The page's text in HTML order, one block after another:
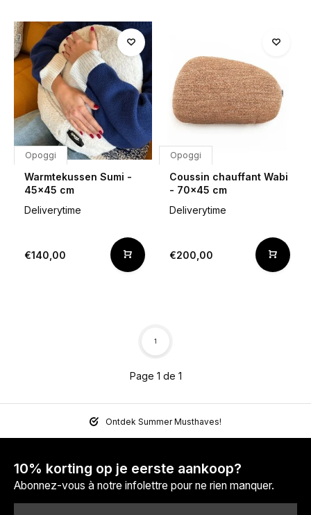
Opoggi
Warmtekussen Sumi -
45x45 cm
Deliverytime
€140,00
Opoggi
Coussin chauffant Wabi
- 70x45 cm
Deliverytime
€200,00
Page 1 de 1
1
Ontdek Summer Musthaves!
10% korting op je eerste aankoop?
Abonnez-vous à notre infolettre pour ne rien manquer.